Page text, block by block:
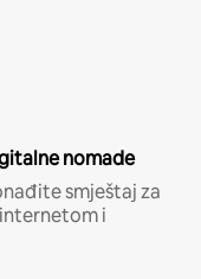
nomade
smještaj za
i